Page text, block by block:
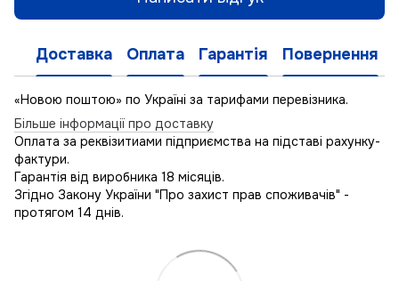
Доставка Оплата Гарантія Повернення
«Новою поштою» по Україні за тарифами перевізника.
Більше інформації про доставку
Оплата за реквізитиами підприємства на підставі рахунку-
фактури.
Гарантія від виробника 18 місяців.
Згідно Закону України "Про захист прав споживачів" -
протягом 14 днів.